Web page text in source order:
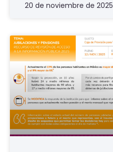
20 de noviembre de 2025